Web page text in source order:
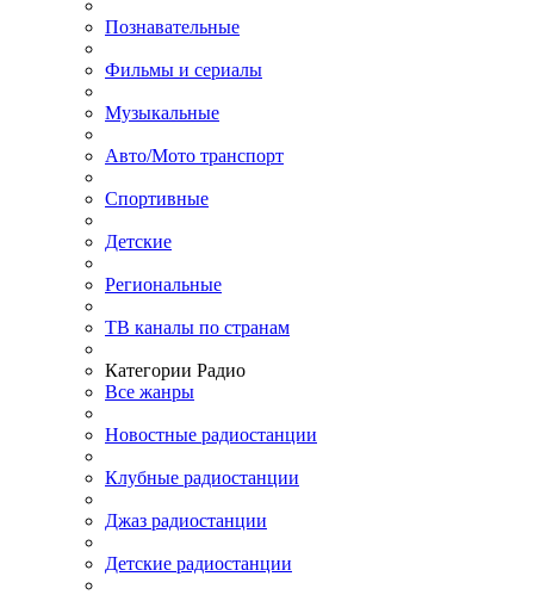
Познавательные
Фильмы и сериалы
Музыкальные
Авто/Мото транспорт
Спортивные
Детские
Региональные
ТВ каналы по странам
Категории Радио
Все жанры
Новостные радиостанции
Клубные радиостанции
Джаз радиостанции
Детские радиостанции